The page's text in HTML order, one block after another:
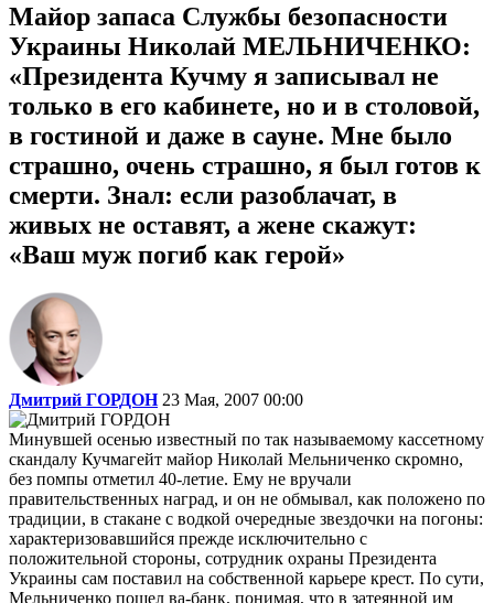
Майор запаса Службы безопасности
Украины Николай МЕЛЬНИЧЕНКО:
«Президента Кучму я записывал не
только в его кабинете, но и в столовой,
в гостиной и даже в сауне. Мне было
страшно, очень страшно, я был готов к
смерти. Знал: если разоблачат, в
живых не оставят, а жене скажут:
«Ваш муж погиб как герой»
Дмитрий ГОРДОН 23 Мая, 2007 00:00
Минувшей осенью известный по так называемому кассетному
скандалу Кучмагейт майор Николай Мельниченко скромно,
без помпы отметил 40-летие. Ему не вручали
правительственных наград, и он не обмывал, как положено по
традиции, в стакане с водкой очередные звездочки на погоны:
характеризовавшийся прежде исключительно с
положительной стороны, сотрудник охраны Президента
Украины сам поставил на собственной карьере крест. По сути,
Мельниченко пошел ва-банк, понимая, что в затеянной им